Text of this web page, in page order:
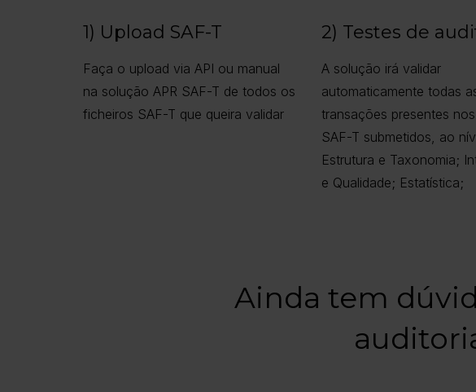
1) Upload SAF-T
Faça o upload via API ou manual
na solução APR SAF-T de todos os
ficheiros SAF-T que queira validar
2) Testes de
A solução irá validar
automaticamente todas
transações presentes
SAF-T submetidos, ao
Estrutura e Taxonomia;
e Qualidade; Estatística;
Ainda tem